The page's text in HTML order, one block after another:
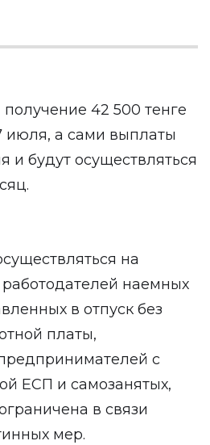
42 500 тенге
июля, а сами выплаты
и будут осуществляться
на
наемных
в отпуск без
платы,
с
ЕСП и самозанятых,
в связи
мер.